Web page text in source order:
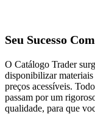
Seu Sucesso
O Catálogo Trader
disponibilizar
preços acessíveis.
passam por um
qualidade, para que